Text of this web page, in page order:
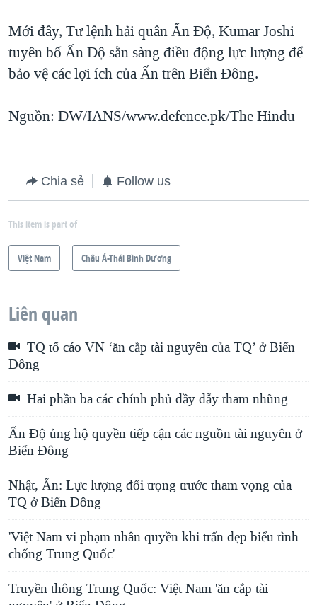
Mới đây, Tư lệnh hải quân Ấn Độ, Kumar Joshi
tuyên bố Ấn Độ sẵn sàng điều động lực lượng để
bảo vệ các lợi ích của Ấn trên Biển Đông.
Nguồn: DW/IANS/www.defence.pk/The Hindu
Chia sẻ Follow us
This item is part of
Việt Nam Châu Á-Thái Bình Dương
Liên quan
TQ tố cáo VN ‘ăn cắp tài nguyên của TQ’ ở Biển
Đông
Hai phần ba các chính phủ đầy dẫy tham nhũng
Ấn Độ ủng hộ quyền tiếp cận các nguồn tài nguyên ở
Biển Đông
Nhật, Ấn: Lực lượng đối trọng trước tham vọng của
TQ ở Biển Ðông
'Việt Nam vi phạm nhân quyền khi trấn dẹp biểu tình
chống Trung Quốc'
Truyền thông Trung Quốc: Việt Nam 'ăn cắp tài